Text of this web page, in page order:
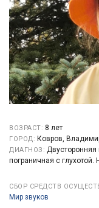
ВОЗРАСТ: 8 лет
ГОРОД: Ковров,
ДИАГНОЗ: Двусторонняя
пограничная с
СБОР СРЕДСТВ
Мир звуков